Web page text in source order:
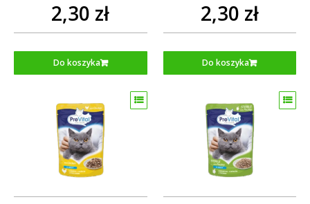
2,30 zł
Do koszyka
2,30 zł
Do koszyka